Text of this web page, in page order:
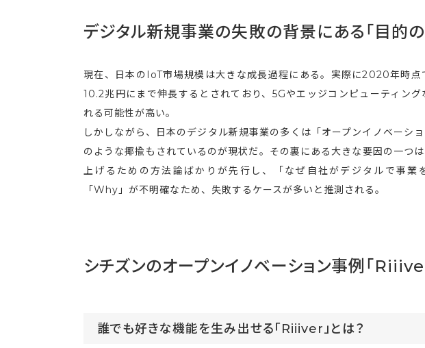
デジタル新規事業の失敗の背景にある「目的の
現在、日本のIoT市場規模は大きな成長過程にある。実際に2020年時
10.2兆円にまで伸長するとされており、5Gやエッジコンピューティン
れる可能性が高い。
しかしながら、日本のデジタル新規事業の多くは「オープンイノベーショ
のような揶揄もされているのが現状だ。その裏にある大きな要因の一つ
上げるための方法論ばかりが先行し、「なぜ自社がデジタルで事業
「Why」が不明確なため、失敗するケースが多いと推測される。
シチズンのオープンイノベーション事例「
誰でも好きな機能を生み出せる「Riiiver」とは？